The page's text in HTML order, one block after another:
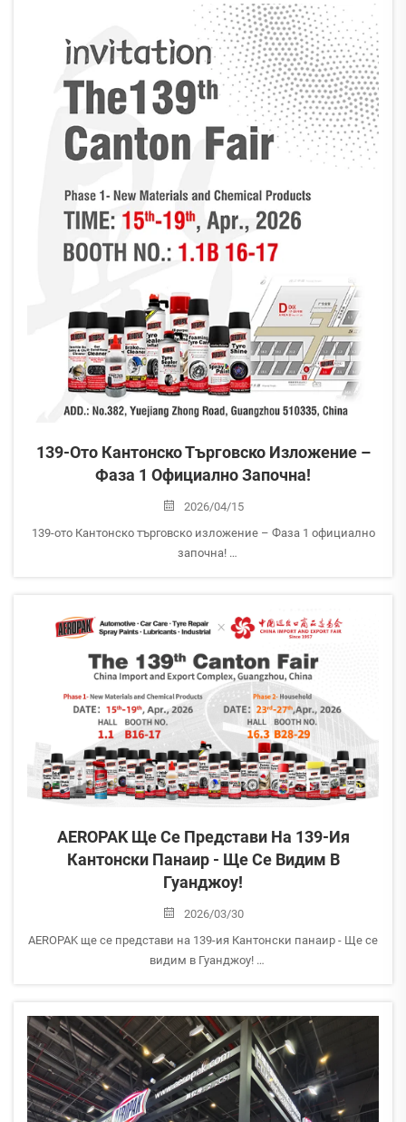
партньори, да срещнем нови клиенти, ...
139-Ото Кантонско Търговско Изложение –
Фаза 1 Официално Започна!
2026/04/15
139-ото Кантонско търговско изложение – Фаза 1 официално
започна!
Зала 1.1 | Станд №: B16-17
Ако сте на ...
AEROPAK Ще Се Представи На 139-Ия
Кантонски Панаир - Ще Се Видим В
Гуанджоу!
2026/03/30
AEROPAK ще се представи на 139-ия Кантонски панаир - Ще се
видим в Гуанджоу!
износ в Гуанджоу, Китай.
Ще бъдем изложени...